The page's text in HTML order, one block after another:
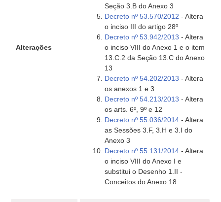
Alterações
Seção 3.B do Anexo 3
Decreto nº 53.570/2012 - Altera
o inciso III do artigo 28º
Decreto nº 53.942/2013 - Altera
o inciso VIII do Anexo 1 e o item
13.C.2 da Seção 13.C do Anexo
13
Decreto nº 54.202/2013 - Altera
os anexos 1 e 3
Decreto nº 54.213/2013 - Altera
os arts. 6º, 9º e 12
Decreto nº 55.036/2014 - Altera
as Sessões 3.F, 3.H e 3.I do
Anexo 3
Decreto nº 55.131/2014 - Altera
o inciso VIII do Anexo I e
substitui o Desenho 1.II -
Conceitos do Anexo 18